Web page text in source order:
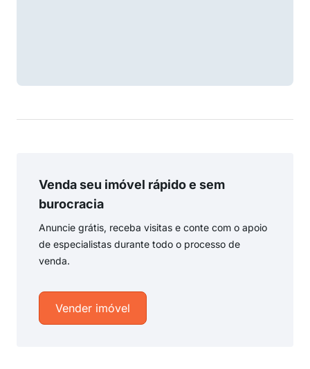
Venda seu imóvel rápido e sem
burocracia
Anuncie grátis, receba visitas e conte com o apoio
de especialistas durante todo o processo de
venda.
Vender imóvel